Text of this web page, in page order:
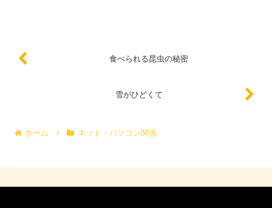
食べられる昆虫の秘密
雪がひどくて
ホーム ネット・パソコン関係